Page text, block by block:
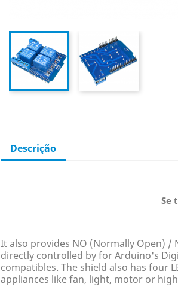
Descrição
Se
It also provides NO (Normally Open) /
directly controlled by for Arduino's
compatibles. The shield also has four
appliances like fan, light, motor or